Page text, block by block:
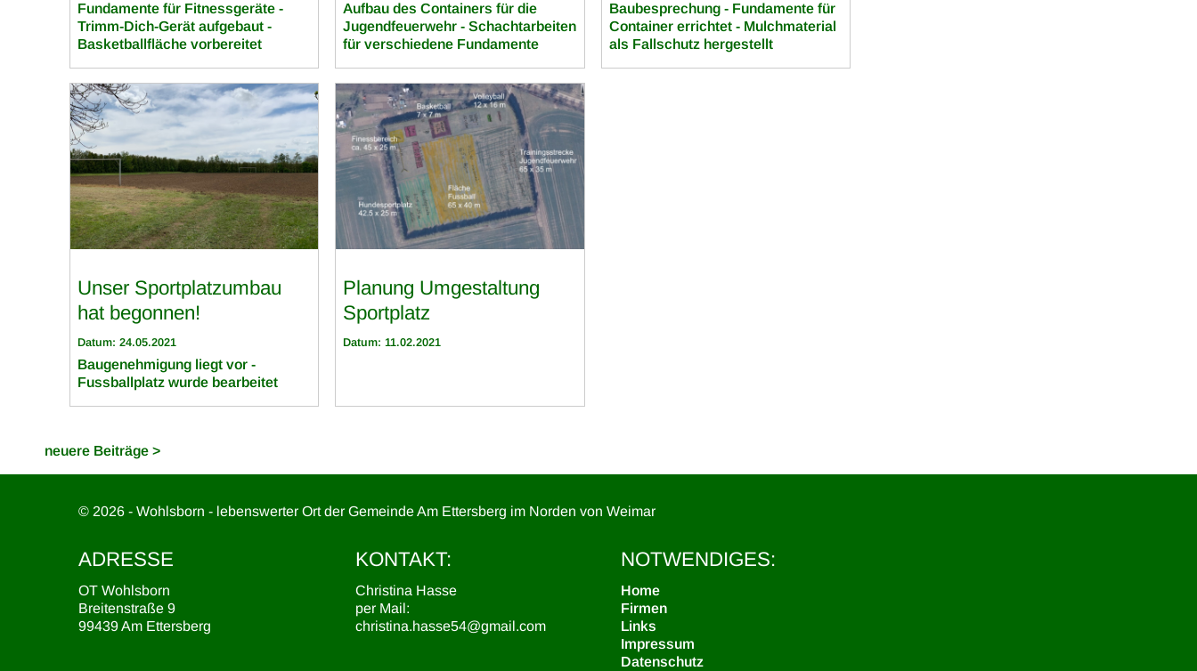
Fundamente für Fitnessgeräte -
Trimm-Dich-Gerät aufgebaut -
Basketballfläche vorbereitet
Aufbau des Containers für die
Jugendfeuerwehr - Schachtarbeiten
für verschiedene Fundamente
Baubesprechung - Fundamente für
Container errichtet - Mulchmaterial
als Fallschutz hergestellt
Unser Sportplatzumbau
hat begonnen!
Datum: 24.05.2021
Baugenehmigung liegt vor -
Fussballplatz wurde bearbeitet
Planung Umgestaltung
Sportplatz
Datum: 11.02.2021
neuere Beiträge >
© 2026 - Wohlsborn - lebenswerter Ort der Gemeinde Am Ettersberg im Norden von Weimar
ADRESSE
OT Wohlsborn
Breitenstraße 9
99439 Am Ettersberg
KONTAKT:
Christina Hasse
per Mail:
christina.hasse54@gmail.com
NOTWENDIGES:
Home
Firmen
Links
Impressum
Datenschutz